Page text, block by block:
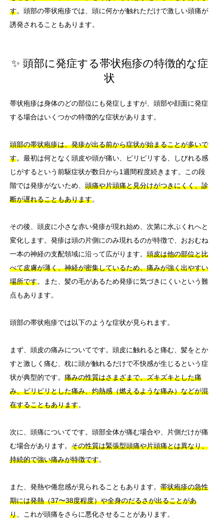
す。頭部の帯状疱疹では、頭に何かが触れただけで激しい頭痛が
誘発されることもあります。
✨ 頭部に発症する帯状疱疹の特徴的な症
状
帯状疱疹は身体のどの部位にも発症しますが、頭部や顔面に発症
する場合はいくつかの特徴的な症状があります。
頭部の帯状疱疹は、発疹が出る前から症状が始まることが多いで
す。最初は何となく頭皮や頭が痛い、ピリピリする、しびれる感
じがするという前駆症状が数日から1週間程度続きます。この段
階では発疹がないため、 頭痛や片頭痛と見分けがつきにくく、診
断が遅れることもあります。
その後、頭皮に小さな赤い発疹が現れ始め、次第に水ぶくれへと
変化します。発疹は頭の片側にのみ現れるのが特徴で、おおむね
一本の神経の支配領域に沿って広がります。 頭皮は他の部位と比
べて皮膚が薄く、神経が密集しているため、痛みが強く出やすい
場所です。また、髪の毛があるため発疹に気づきにくいという難
点もあります。
頭部の帯状疱疹では以下のような症状が見られます。
まず、頭皮の痛みについてです。頭皮に触れると痛む、髪をとか
すと激しく痛む、枕に頭が触れるだけで不快感が生じるという症
状が典型的です。 痛みの性質はさまざまで、ズキズキとした痛
み、ピリピリとした痛み、灼熱感（燃えるような痛み）などが混
在することもあります。
次に、頭痛についてです。頭部全体が痛む場合や、片側だけが痛
む場合があります。 その性質は緊張型頭痛や片頭痛とは異なり、
持続的で強い痛みが特徴です。
また、発熱や倦怠感が見られることもあります。 帯状疱疹の急性
期には発熱（37〜38度程度）や全身のだるさが出ることがあ
り 、これが頭痛をさらに悪化させることがあります。